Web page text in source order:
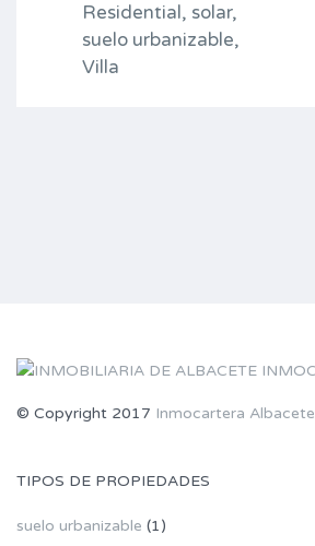
Residential, solar,
suelo urbanizable,
Villa
© Copyright 2017 Inmocartera Albacete
TIPOS DE PROPIEDADES
suelo urbanizable (1)